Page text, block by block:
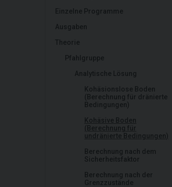
Einzelne Programme
Ausgaben
Theorie
Pfahlgruppe
Analytische Lösung
Kohäsionslose Boden
(Berechnung für dränierte
Bedingungen)
Kohäsive Boden
(Berechnung für
undränierte Bedingungen)
Berechnung nach dem
Sicherheitsfaktor
Berechnung nach der
Grenzzustände